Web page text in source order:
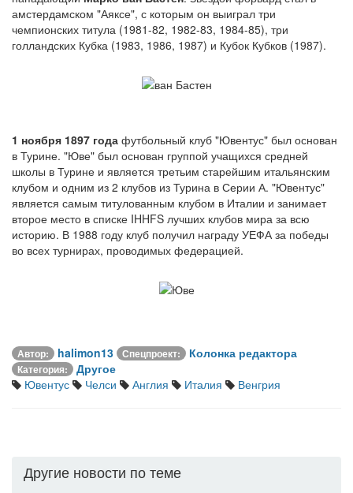
амстердамском "Аяксе", с которым он выиграл три
чемпионских титула (1981-82, 1982-83, 1984-85), три
голландских Кубка (1983, 1986, 1987) и Кубок Кубков (1987).
1 ноября 1897 года футбольный клуб "Ювентус" был основан
в Турине. "Юве" был основан группой учащихся средней
школы в Турине и является третьим старейшим итальянским
клубом и одним из 2 клубов из Турина в Серии А. "Ювентус"
является самым титулованным клубом в Италии и занимает
второе место в списке IHHFS лучших клубов мира за всю
историю. В 1988 году клуб получил награду УЕФА за победы
во всех турнирах, проводимых федерацией.
Автор: halimon13 Спецпроект: Колонка редактора
Категория:
Другое
Ювентус
Челси Англия Италия Венгрия
Другие новости по теме